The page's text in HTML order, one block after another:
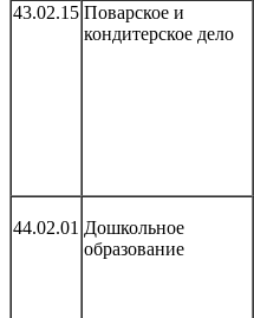
43.02.15 Поварское и
кондитерское дело
44.02.01 Дошкольное
образование